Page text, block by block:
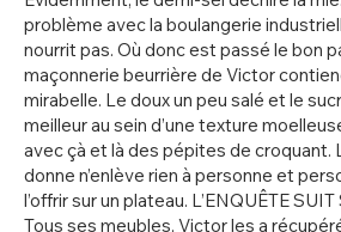
problème avec la boulangerie
nourrit pas. Où donc est passé le bon
maçonnerie beurrière de Victor
mirabelle. Le doux un peu salé et le
meilleur au sein d’une texture
avec çà et là des pépites de croquant.
donne n’enlève rien à personne et
l’offrir sur un plateau. L’ENQUÊTE
Tous ses meubles, Victor les a